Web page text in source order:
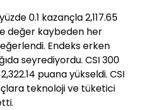
0.1 kazançla 2,117.65
değer kaybeden her
Endeks erken
seyrediyordu. CSI 300
puana yükseldi. CSI
teknoloji ve tüketici